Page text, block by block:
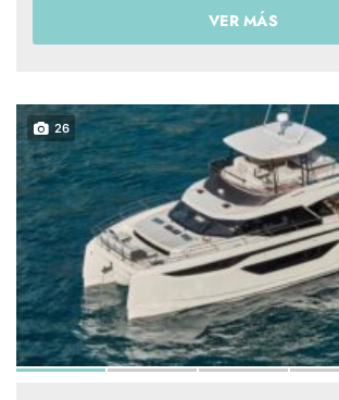
VER MÁS
26